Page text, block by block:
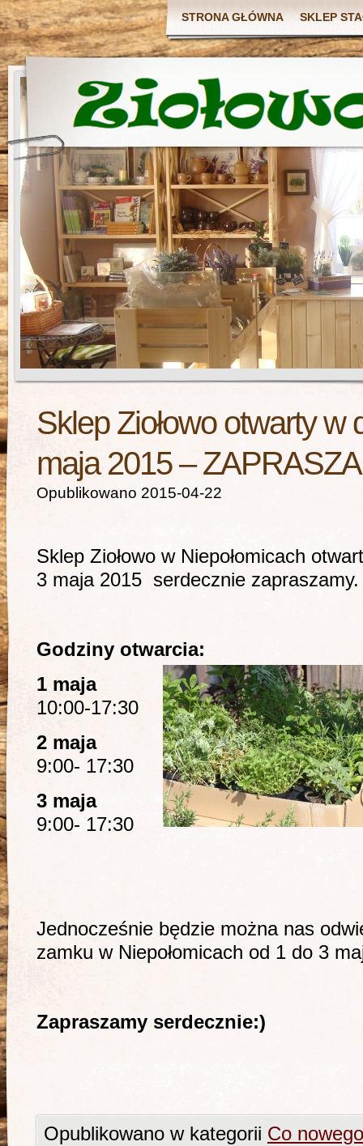
STRONA GŁÓWNA SKLEP
Sklep Ziołowo otwarty w
maja 2015 –
Opublikowano 2015-04-22
Sklep Ziołowo w Niepołomicach
3 maja 2015 serdecznie zapraszamy.
Godziny otwarcia:
1 maja
10:00-17:30
2 maja
9:00- 17:30
3 maja
9:00- 17:30
Jednocześnie będzie można nas
zamku w Niepołomicach od 1 do 3
Zapraszamy serdecznie:)
Opublikowano w kategorii Co